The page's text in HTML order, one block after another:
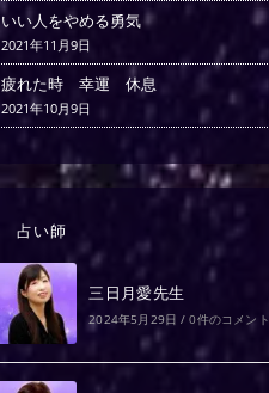
いい人をやめる勇気
2021年11月9日
疲れた時 幸運 休息
2021年10月9日
占い師
三日月愛先生
2024年5月29日 / 0件のコメント